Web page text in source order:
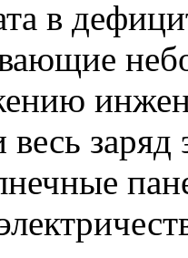
в
весь